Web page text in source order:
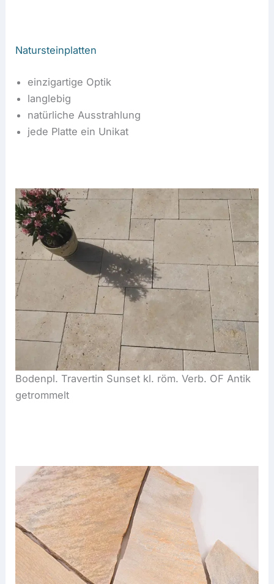
Natursteinplatten
einzigartige Optik
langlebig
natürliche Ausstrahlung
jede Platte ein Unikat
Bodenpl. Travertin Sunset kl. röm. Verb. OF Antik
getrommelt